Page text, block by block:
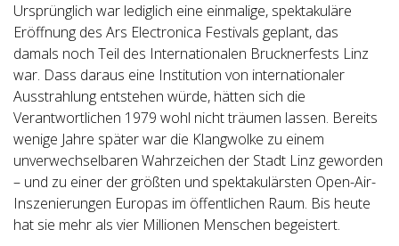
Ursprünglich war lediglich eine einmalige, spektakuläre
Eröffnung des Ars Electronica Festivals geplant, das
damals noch Teil des Internationalen Brucknerfests Linz
war. Dass daraus eine Institution von internationaler
Ausstrahlung entstehen würde, hätten sich die
Verantwortlichen 1979 wohl nicht träumen lassen. Bereits
wenige Jahre später war die Klangwolke zu einem
unverwechselbaren Wahrzeichen der Stadt Linz geworden
– und zu einer der größten und spektakulärsten Open-Air-
Inszenierungen Europas im öffentlichen Raum. Bis heute
hat sie mehr als vier Millionen Menschen begeistert.